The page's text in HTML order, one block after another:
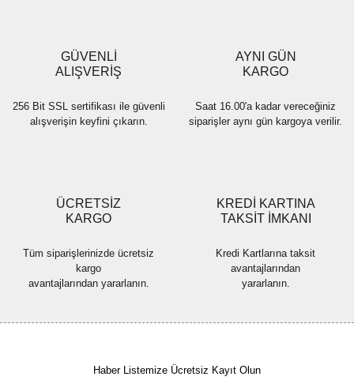
Ürün fiyatı diğer sitelerden daha pahalı.
Bu ürüne benzer farklı alternatifler olmalı.
GÜVENLİ
ALIŞVERİŞ
256 Bit SSL sertifikası ile güvenli
alışverişin keyfini çıkarın.
AYNI GÜN
KARGO
Saat 16.00'a kadar vereceğiniz
siparişler aynı gün kargoya verilir.
ÜCRETSİZ
KARGO
Tüm siparişlerinizde ücretsiz
kargo
avantajlarından yararlanın.
KREDİ KARTINA
TAKSİT İMKANI
Kredi Kartlarına taksit
avantajlarından
yararlanın.
Haber Listemize Ücretsiz Kayıt Olun